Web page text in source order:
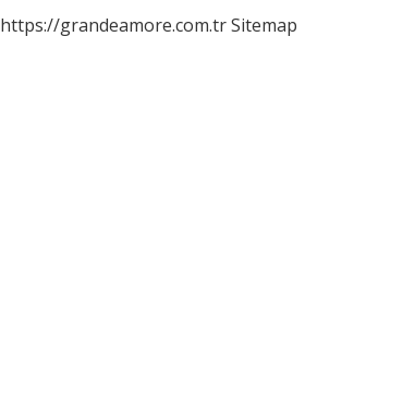
https://grandeamore.com.trSitemap